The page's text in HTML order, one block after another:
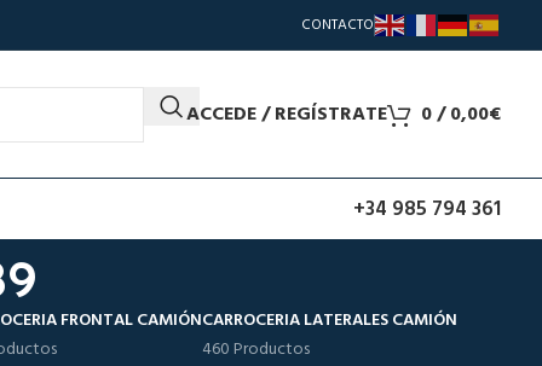
CONTACTO
ACCEDE / REGÍSTRATE 0/0,00€
+34 985 794 361
FRONTAL CAMIÓNCARROCERIA LATERALES CAMIÓN
460 Productos